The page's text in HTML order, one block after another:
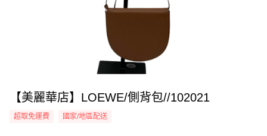
【美麗華店】LOEWE/側背包//102021
超取免運費 國家/地區配送